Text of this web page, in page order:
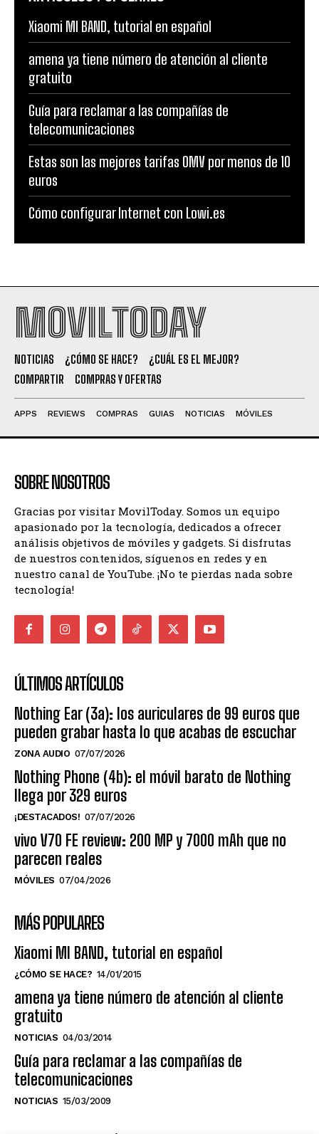
Xiaomi MI BAND, tutorial en español
amena ya tiene número de atención al cliente
gratuito
Guía para reclamar a las compañías de
telecomunicaciones
Estas son las mejores tarifas OMV por menos de 10
euros
Cómo configurar Internet con Lowi.es
MOVILTODAY
NOTICIAS ¿CÓMO SE HACE?
¿CUÁL ES EL MEJOR?
COMPARTIR
COMPRAS Y OFERTAS
APPS REVIEWS COMPRAS GUIAS NOTICIAS MÓVILES
SOBRE NOSOTROS
Gracias por visitar MovilToday. Somos un equipo
apasionado por la tecnología, dedicados a ofrecer
análisis objetivos de móviles y gadgets. Si disfrutas
de nuestros contenidos, síguenos en redes y en
nuestro canal de YouTube. ¡No te pierdas nada sobre
tecnología!
ÚLTIMOS ARTÍCULOS
Nothing Ear (3a): los auriculares de 99 euros que
pueden grabar hasta lo que acabas de escuchar
ZONA AUDIO 07/07/2026
Nothing Phone (4b): el móvil barato de Nothing
llega por 329 euros
¡DESTACADOS! 07/07/2026
vivo V70 FE review: 200 MP y 7000 mAh que no
parecen reales
MÓVILES 07/04/2026
MÁS POPULARES
Xiaomi MI BAND, tutorial en español
¿CÓMO SE HACE? 14/01/2015
amena ya tiene número de atención al cliente
gratuito
NOTICIAS 04/03/2014
Guía para reclamar a las compañías de
telecomunicaciones
NOTICIAS 15/03/2009